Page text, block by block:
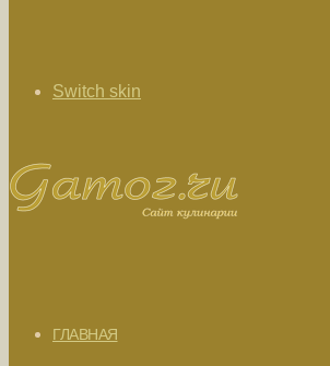
Switch skin
ГЛАВНАЯ